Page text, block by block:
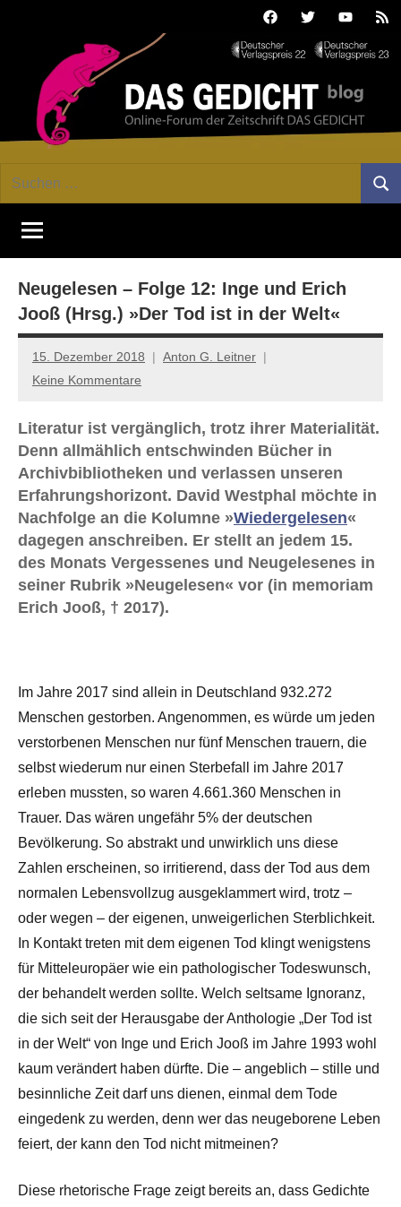
FacebookTwitterYoutube
GEDICHT
blog
Forum
von
DAS
Lyrik,
Essay
Suchen
Neugelesen – Folge 12: Inge und Erich
Jooß (Hrsg.) »Der Tod ist in der Welt«
15. Dezember 2018
Anton G. Leitner
Keine Kommentare
Literatur ist vergänglich, trotz ihrer Materialität.
Denn allmählich entschwinden Bücher in
Archivbibliotheken und verlassen unseren
Erfahrungshorizont. David Westphal möchte in
Nachfolge an die Kolumne »Wiedergelesen«
dagegen anschreiben. Er stellt an jedem 15.
des Monats Vergessenes und Neugelesenes in
seiner Rubrik »Neugelesen« vor (in memoriam
Erich Jooß, † 2017).
Im Jahre 2017 sind allein in Deutschland 932.272
Menschen gestorben. Angenommen, es würde um jeden
verstorbenen Menschen nur fünf Menschen trauern, die
selbst wiederum nur einen Sterbefall im Jahre 2017
erleben mussten, so waren 4.661.360 Menschen in
Trauer. Das wären ungefähr 5% der deutschen
Bevölkerung. So abstrakt und unwirklich uns diese
Zahlen erscheinen, so irritierend, dass der Tod aus dem
normalen Lebensvollzug ausgeklammert wird, trotz –
oder wegen – der eigenen, unweigerlichen Sterblichkeit.
In Kontakt treten mit dem eigenen Tod klingt wenigstens
für Mitteleuropäer wie ein pathologischer Todeswunsch,
der behandelt werden sollte. Welch seltsame Ignoranz,
die sich seit der Herausgabe der Anthologie „Der Tod ist
in der Welt“ von Inge und Erich Jooß im Jahre 1993 wohl
kaum verändert haben dürfte. Die – angeblich – stille und
besinnliche Zeit darf uns dienen, einmal dem Tode
eingedenk zu werden, denn wer das neugeborene Leben
feiert, der kann den Tod nicht mitmeinen?
Diese rhetorische Frage zeigt bereits an, dass Gedichte